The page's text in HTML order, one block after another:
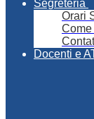
Segreteria
Orari
Docenti e